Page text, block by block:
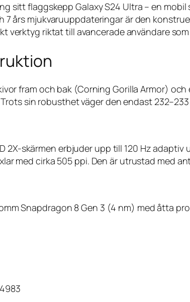
sitt flaggskepp Galaxy S24 Ultra – en
7 års mjukvaruuppdateringar är den
verktyg riktat till avancerade användare
fram och bak (Corning Gorilla Armor)
sin robusthet väger den endast
2X-skärmen erbjuder upp till 120 Hz
med cirka 505 ppi. Den är utrustad med
Snapdragon 8 Gen 3 (4 nm) med åtta